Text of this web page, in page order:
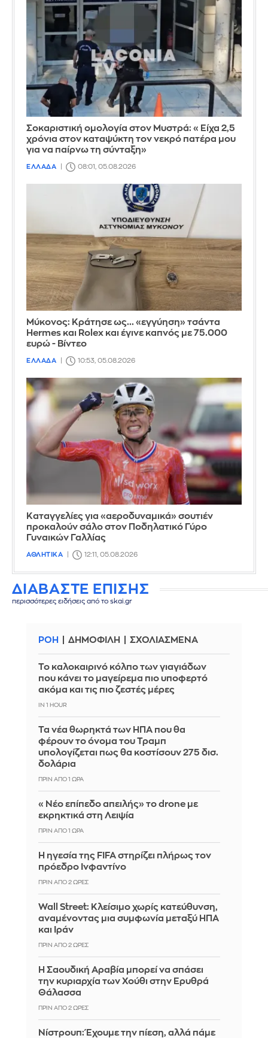
Σοκαριστική ομολογία στον Μυστρά: «Είχα 2,5
χρόνια στον καταψύκτη τον νεκρό πατέρα μου
για να παίρνω τη σύνταξη»
ΕΛΛΑΔΑ 08:01, 05.08.2026
Μύκονος: Κράτησε ως... «εγγύηση» τσάντα
Hermes και Rolex και έγινε καπνός με 75.000
ευρώ - Βίντεο
ΕΛΛΑΔΑ 10:53, 05.08.2026
Καταγγελίες για «αεροδυναμικά» σουτιέν
προκαλούν σάλο στον Ποδηλατικό Γύρο
Γυναικών Γαλλίας
ΑΘΛΗΤΙΚΑ 12:11, 05.08.2026
ΔΙΑΒΑΣΤΕ ΕΠΙΣΗΣ
περισσότερες ειδήσεις από το skai.gr
ΡΟΗ ΔΗΜΟΦΙΛΗ ΣΧΟΛΙΑΣΜΕΝΑ
Το καλοκαιρινό κόλπο των γιαγιάδων
που κάνει το μαγείρεμα πιο υποφερτό
ακόμα και τις πιο ζεστές μέρες
IN 1 HOUR
Τα νέα θωρηκτά των ΗΠΑ που θα
φέρουν το όνομα του Τραμπ
υπολογίζεται πως θα κοστίσουν 275 δισ.
δολάρια
ΠΡΙΝ ΑΠΌ 1 ΏΡΑ
«Νέο επίπεδο απειλής» το drone με
εκρηκτικά στη Λειψία
ΠΡΙΝ ΑΠΌ 1 ΏΡΑ
Η ηγεσία της FIFA στηρίζει πλήρως τον
πρόεδρο Ινφαντίνο
ΠΡΙΝ ΑΠΌ 2 ΏΡΕΣ
Wall Street: Κλείσιμο χωρίς κατεύθυνση,
αναμένοντας μια συμφωνία μεταξύ ΗΠΑ
και Ιράν
ΠΡΙΝ ΑΠΌ 2 ΏΡΕΣ
Η Σαουδική Αραβία μπορεί να σπάσει
την κυριαρχία των Χούθι στην Ερυθρά
Θάλασσα
ΠΡΙΝ ΑΠΌ 2 ΏΡΕΣ
Νίστρουπ: Έχουμε την πίεση, αλλά πάμε